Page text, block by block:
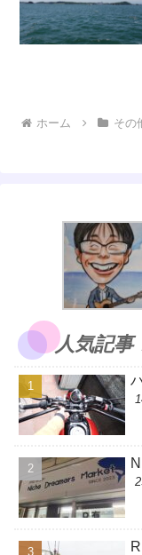
ホーム その
人気記事